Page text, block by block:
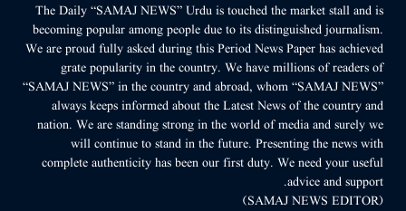
The Daily “SAMAJ NEWS” Urdu is touched the market stall and is
becoming popular among people due to its distinguished journalism.
We are proud fully asked during this Period News Paper has achieved
grate popularity in the country. We have millions of readers of
“SAMAJ NEWS” in the country and abroad, whom “SAMAJ NEWS”
always keeps informed about the Latest News of the country and
nation. We are standing strong in the world of media and surely we
will continue to stand in the future. Presenting the news with
complete authenticity has been our first duty. We need your useful
advice and support.
(SAMAJ NEWS EDITOR)